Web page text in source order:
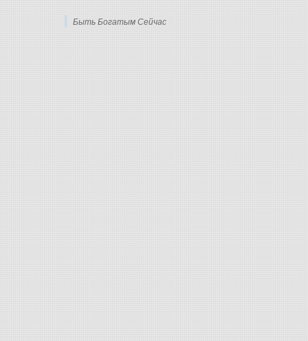
Быть Богатым Сейчас